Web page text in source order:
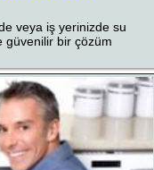
veya iş yerinizde su
güvenilir bir çözüm